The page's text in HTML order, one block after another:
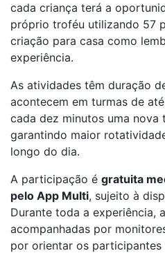
cada criança terá a
próprio troféu utilizando 57
criação para casa como
experiência.
As atividades têm duração
acontecem em turmas de
cada dez minutos uma nova
garantindo maior
longo do dia.
A participação é gratuita
pelo App Multi, sujeito à
Durante toda a experiência,
acompanhadas por
por orientar os